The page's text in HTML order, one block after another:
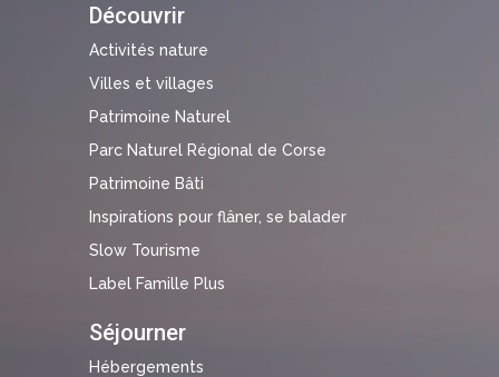
Découvrir
Activités nature
Villes et villages
Patrimoine Naturel
Parc Naturel Régional de Corse
Patrimoine Bâti
Inspirations pour flâner, se balader
Slow Tourisme
Label Famille Plus
Séjourner
Hébergements